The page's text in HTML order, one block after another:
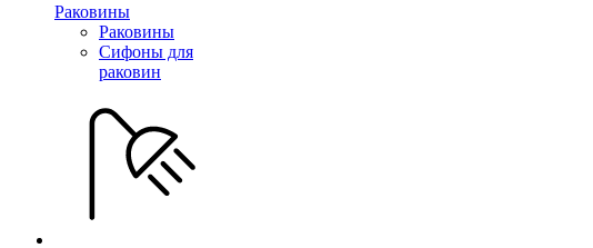
Раковины
Раковины
Сифоны для
раковин